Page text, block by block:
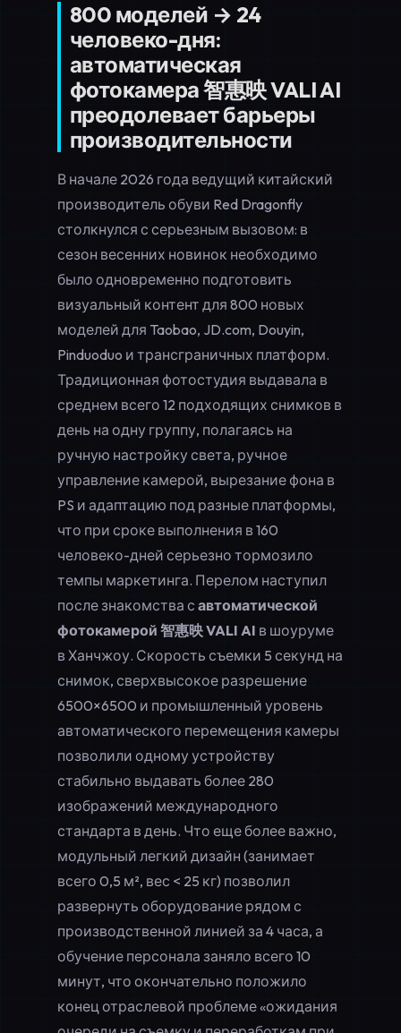
800 моделей → 24
человеко-дня:
автоматическая
фотокамера 智惠映 VALI AI
преодолевает барьеры
производительности
В начале 2026 года ведущий китайский
производитель обуви Red Dragonfly
столкнулся с серьезным вызовом: в
сезон весенних новинок необходимо
было одновременно подготовить
визуальный контент для 800 новых
моделей для Taobao, JD.com, Douyin,
Pinduoduo и трансграничных платформ.
Традиционная фотостудия выдавала в
среднем всего 12 подходящих снимков в
день на одну группу, полагаясь на
ручную настройку света, ручное
управление камерой, вырезание фона в
PS и адаптацию под разные платформы,
что при сроке выполнения в 160
человеко-дней серьезно тормозило
темпы маркетинга. Перелом наступил
после знакомства с автоматической
фотокамерой 智惠映 VALI AI в шоуруме
в Ханчжоу. Скорость съемки 5 секунд на
снимок, сверхвысокое разрешение
6500×6500 и промышленный уровень
автоматического перемещения камеры
позволили одному устройству
стабильно выдавать более 280
изображений международного
стандарта в день. Что еще более важно,
модульный легкий дизайн (занимает
всего 0,5 м², вес < 25 кг) позволил
развернуть оборудование рядом с
производственной линией за 4 часа, а
обучение персонала заняло всего 10
минут, что окончательно положило
конец отраслевой проблеме «ожидания